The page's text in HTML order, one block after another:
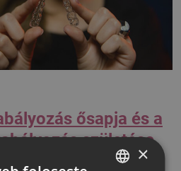
ősapja és a
születése
számos
×